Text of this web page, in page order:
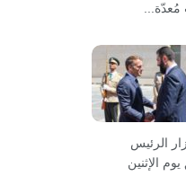
مُعدّة...
الرئيس
الإثنين